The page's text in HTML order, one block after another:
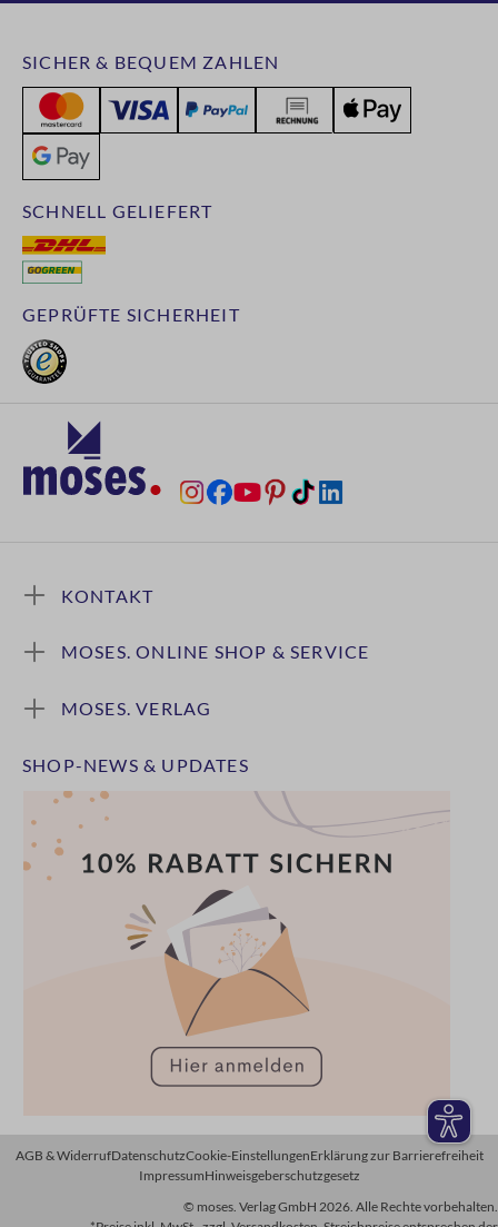
GEPRÜFTE SICHERHEIT
SCHNELL GELIEFERT
SICHER & BEQUEM ZAHLEN
KONTAKT
MOSES. ONLINE SHOP & SERVICE
MOSES. VERLAG
SHOP-NEWS & UPDATES
AGB & WiderrufDatenschutzCookie-EinstellungenErklärung zur Barrierefreiheit
ImpressumHinweisgeberschutzgesetz
© moses. Verlag GmbH 2026. Alle Rechte vorbehalten.